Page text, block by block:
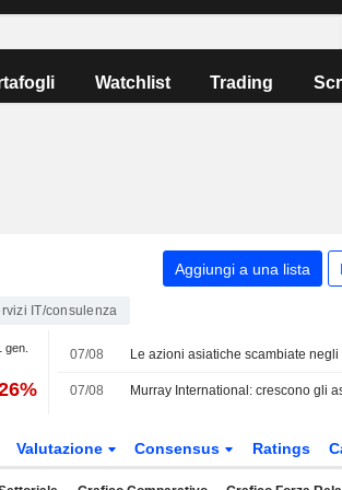
Watchlist Trading
Aggiungi a una lista
IT/consulenza
gen. 07/08
07/08
Valutazione Consensus Ratings